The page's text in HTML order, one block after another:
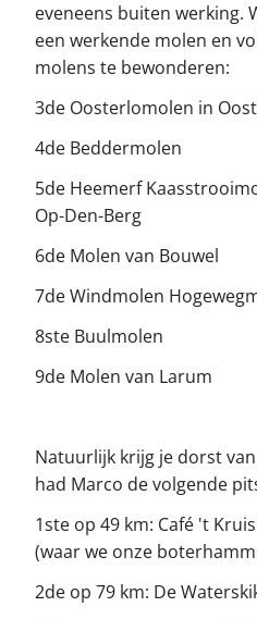
eveneens buiten werking.
een werkende molen en
molens te bewonderen:
3de Oosterlomolen in
4de Beddermolen
5de Heemerf
Op-Den-Berg
6de Molen van Bouwel
7de Windmolen
8ste Buulmolen
9de Molen van Larum
Natuurlijk krijg je dorst
had Marco de volgende
1ste op 49 km: Café 't
(waar we onze
2de op 79 km: De